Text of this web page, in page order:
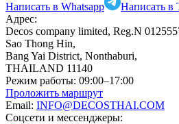
Написать в Whatsapp
Написать в
Адрес:
Decos company limited, Reg.N
Sao Thong Hin,
Bang Yai District, Nonthaburi,
THAILAND 11140
Режим работы: 09:00–17:00
Проложить маршрут
Email: INFO@DECOSTHAI.COM
Соцсети и мессенджеры: